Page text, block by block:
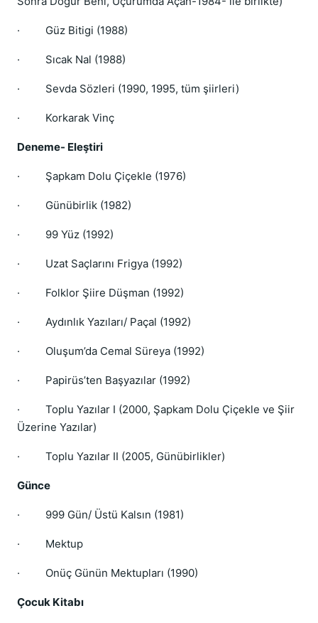
· Güz Bitigi (1988)
· Sıcak Nal (1988)
· Sevda Sözleri (1990, 1995, tüm şiirleri)
· Korkarak Vinç
Deneme- Eleştiri
· Şapkam Dolu Çiçekle (1976)
· Günübirlik (1982)
· 99 Yüz (1992)
· Uzat Saçlarını Frigya (1992)
· Folklor Şiire Düşman (1992)
· Aydınlık Yazıları/ Paçal (1992)
· Oluşum’da Cemal Süreya (1992)
· Papirüs’ten Başyazılar (1992)
· Toplu Yazılar I (2000, Şapkam Dolu Çiçekle ve Şiir
Üzerine Yazılar)
· Toplu Yazılar II (2005, Günübirlikler)
Günce
· 999 Gün/ Üstü Kalsın (1981)
· Mektup
· Onüç Günün Mektupları (1990)
Çocuk Kitabı